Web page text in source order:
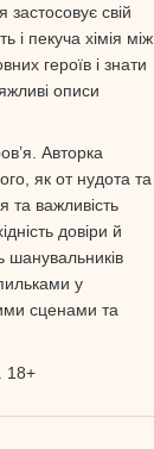
свій
і пекуча хімія між
героїв і знати
описи
Авторка
як от нудота та
та важливість
довіри й
шанувальників
у
сценами та
18+